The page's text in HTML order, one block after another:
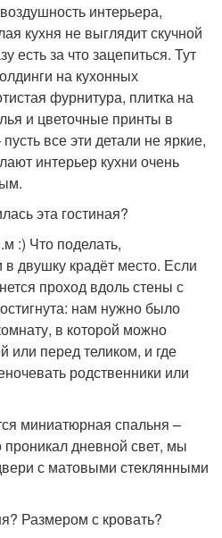
интерьера,
кухня не выглядит скучной
есть за что зацепиться. Тут
на кухонных
фурнитура, плитка на
и цветочные принты в
все эти детали не яркие,
интерьер кухни очень
эта гостиная?
:) Что поделать,
двушку крадёт место. Если
проход вдоль стены с
нам нужно было
в которой можно
или перед теликом, и где
родственники или
миниатюрная спальня –
дневной свет, мы
с матовыми стеклянными
Размером с кровать?